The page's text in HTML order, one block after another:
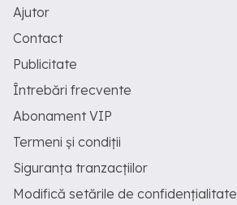
Ajutor
Contact
Publicitate
Întrebări frecvente
Abonament VIP
Termeni și condiții
Siguranța tranzacțiilor
Modifică setările de confidențialitate